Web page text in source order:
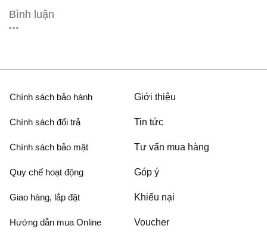
Bình luận
Chính sách bảo hành
Chính sách đổi trả
Chính sách bảo mật
Quy chế hoạt động
Giao hàng, lắp đặt
Hướng dẫn mua Online
Giới thiệu
Tin tức
Tư vấn mua hàng
Góp ý
Khiếu nại
Voucher